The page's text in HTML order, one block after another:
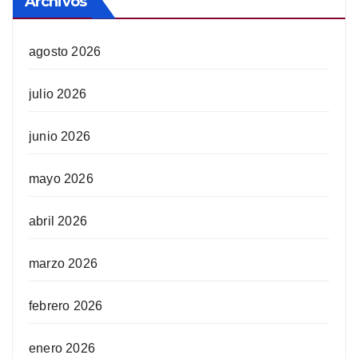
agosto 2026
julio 2026
junio 2026
mayo 2026
abril 2026
marzo 2026
febrero 2026
enero 2026